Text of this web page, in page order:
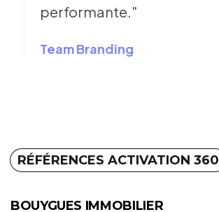
performante."
Team Branding
RÉFÉRENCES ACTIVATION 360
BOUYGUES IMMOBILIER